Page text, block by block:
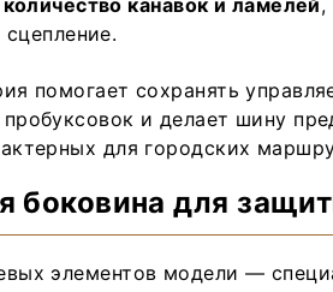
помогает сохранять
и делает шину
для городских
боковина для
элементов модели —